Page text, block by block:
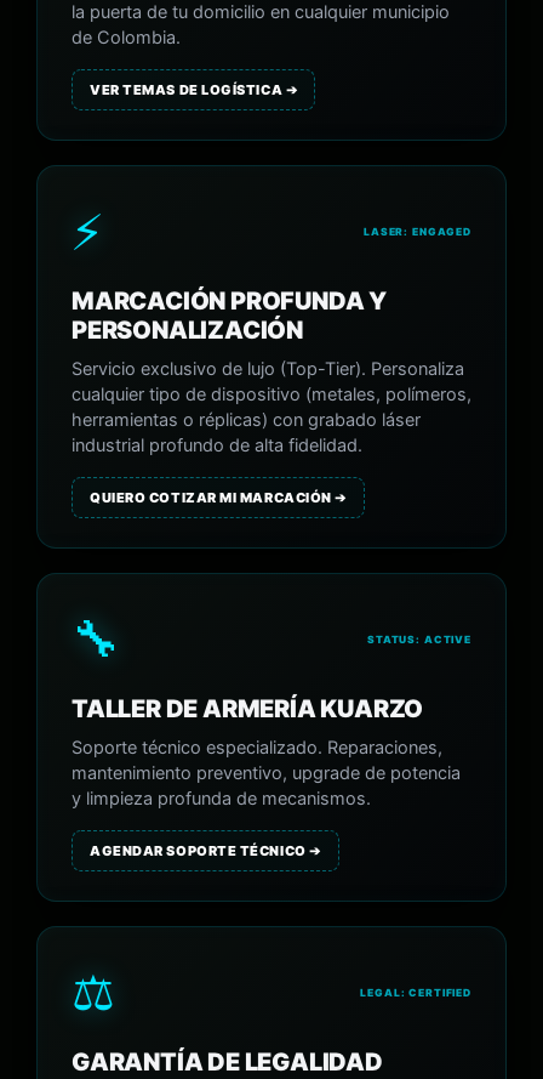
la puerta de tu domicilio en cualquier municipio
de Colombia.
VER TEMAS DE LOGÍSTICA ➔
⚡ LASER: ENGAGED
MARCACIÓN PROFUNDA Y
PERSONALIZACIÓN
Servicio exclusivo de lujo (Top-Tier). Personaliza
cualquier tipo de dispositivo (metales, polímeros,
herramientas o réplicas) con grabado láser
industrial profundo de alta fidelidad.
QUIERO COTIZAR MI MARCACIÓN ➔
🔧 STATUS: ACTIVE
TALLER DE ARMERÍA KUARZO
Soporte técnico especializado. Reparaciones,
mantenimiento preventivo, upgrade de potencia
y limpieza profunda de mecanismos.
AGENDAR SOPORTE TÉCNICO ➔
⚖️ LEGAL: CERTIFIED
GARANTÍA DE LEGALIDAD